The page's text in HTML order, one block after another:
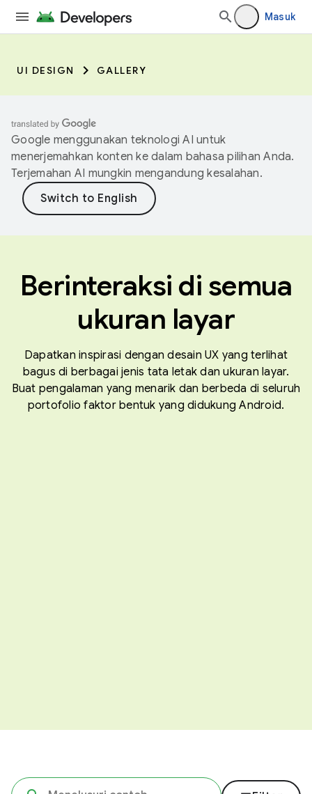
Masuk
UI DESIGN GALLERY
Google menggunakan teknologi AI untuk
menerjemahkan konten ke dalam bahasa pilihan Anda.
Terjemahan AI mungkin mengandung kesalahan.
Berinteraksi di semua
ukuran layar
Dapatkan inspirasi dengan desain UX yang terlihat
bagus di berbagai jenis tata letak dan ukuran layar.
Buat pengalaman yang menarik dan berbeda di seluruh
portofolio faktor bentuk yang didukung Android.